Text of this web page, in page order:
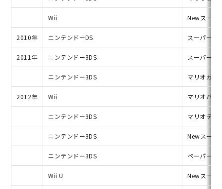
Wii Newスーパ
2010年 ニンテンドーDS スーパーマ
2011年 ニンテンドー3DS スーパーマ
ニンテンドー3DS マリオカー
2012年 Wii マリオパー
ニンテンドー3DS マリオテニ
ニンテンドー3DS Newスーパ
ニンテンドー3DS ペーパーマ
Wii U Newスーパ